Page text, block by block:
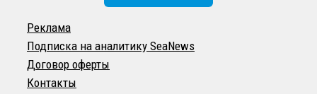
Реклама
Подписка на аналитику SeaNews
Договор оферты
Контакты